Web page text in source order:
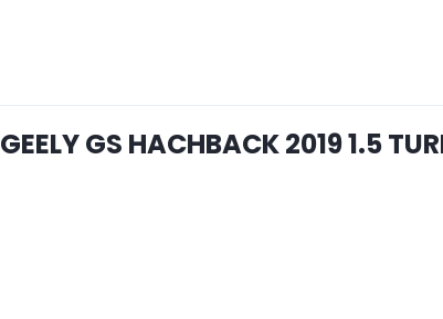
GEELY GS HACHBACK 2019 1.5